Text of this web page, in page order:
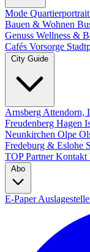
Mode Quartierportrait
Bauen & Wohnen
Genuss Wellness &
Cafés Vorsorge
City Guide
Arnsberg Attendorn,
Freudenberg Hagen
Neunkirchen Olpe
Fredeburg & Eslohe
TOP PartnerKontakt
Abo
E-Paper